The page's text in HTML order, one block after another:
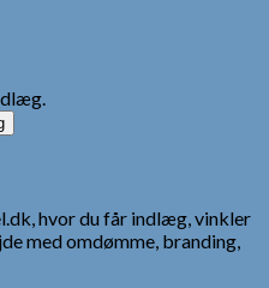
hvor du får indlæg, vinkler
med omdømme, branding,